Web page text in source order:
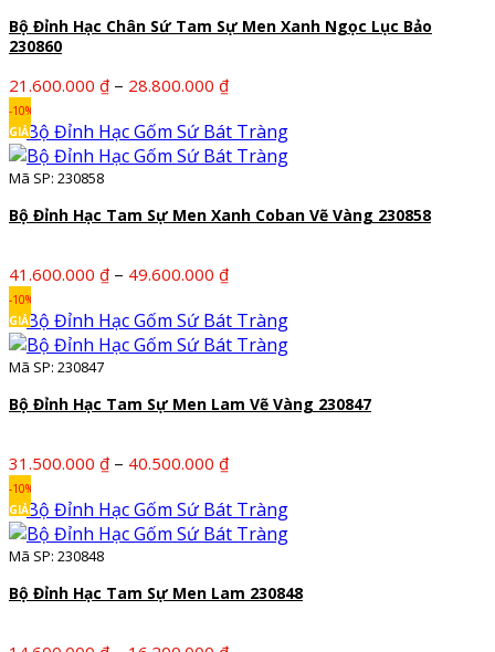
63.000.000 ₫
Bộ Đỉnh Hạc Chân Sứ Tam Sự Men Xanh Ngọc Lục Bảo
230860
21.600.000 ₫ – 28.800.000 ₫Khoảng
từ
21.600.000 ₫
28.800.000 ₫
-10%
GIẢM
Mã SP: 230858
Bộ Đỉnh Hạc Tam Sự Men Xanh Coban Vẽ Vàng 230858
41.600.000 ₫ – 49.600.000 ₫Khoảng
từ
41.600.000 ₫
49.600.000 ₫
-10%
GIẢM
Mã SP: 230847
Bộ Đỉnh Hạc Tam Sự Men Lam Vẽ Vàng 230847
31.500.000 ₫ – 40.500.000 ₫Khoảng
từ
31.500.000 ₫
40.500.000 ₫
-10%
GIẢM
Mã SP: 230848
Bộ Đỉnh Hạc Tam Sự Men Lam 230848